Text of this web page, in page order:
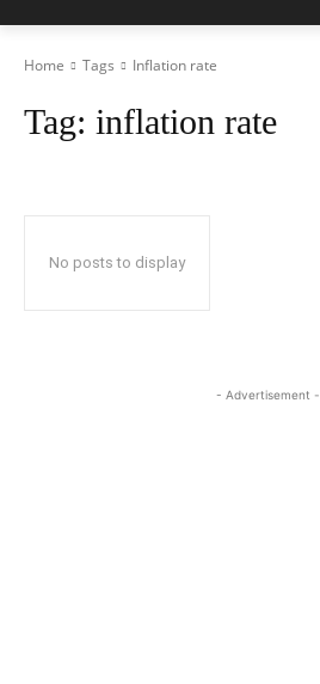
Home Tags Inflation rate
Tag: inflation rate
No posts to display
- Advertisement -